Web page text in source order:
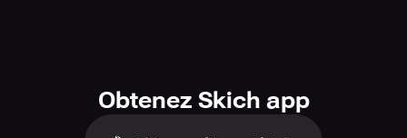
Obtenez Skich app